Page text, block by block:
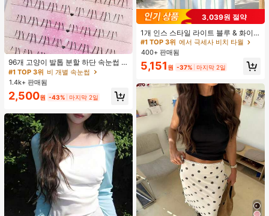
96개 고양이 발톱 분할 하단 속눈썹 B
컬 인조 속눈썹, 자연스럽고 사실적인
개별 클러스터, 헐렁한 데일리 사용,
초보자에게 적합
#1 TOP 3위
비 개별 속눈썹
거의 매진!
#1 TOP 3위 비 개별 속눈썹
거의 매진!
#1 TOP 3위 비 개별 속눈썹
거의 매진!
#1 TOP 3위
비 개별 속눈썹
1.4k+ 판매됨
2,500원 -43% 마지막 2일
3,039원 절약
1개 인스 스타일 라이트 블루 & 화이
트 & 그린 스트라이프 비치 타월, 화이
트와 그린 세로 스트라이프 프린트가
있는 라이트 블루 배경, 신선한 섬 휴
가 분위기, 수영, 캠핑, 피트니스, 여름
휴식, 욕실 장식, 야외 액세서리, 선물,
수영장 부드러운 가구, 핸드 타월에 적
#1 TOP 3위 에서 극세사 비치 타월
거의 매진!
#1 TOP 3위 에서 극세사 비치 타월
거의 매진!
#1 TOP 3위 에서 극세사 비치 타월
거의 매진!
#1 TOP 3위
에서 극세사 비치 타월
400+ 판매됨
5,151 원 -37% 마지막 2일